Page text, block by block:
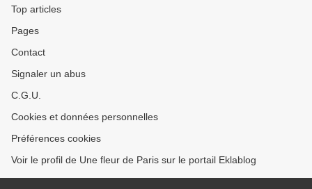
Top articles
Pages
Contact
Signaler un abus
C.G.U.
Cookies et données personnelles
Préférences cookies
Voir le profil de Une fleur de Paris sur le portail Eklablog